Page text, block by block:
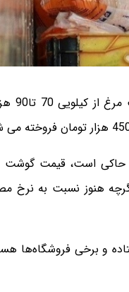
حاکی است، قیمت
هنوز نسبت به نرخ
و برخی فروشگاه‌ها